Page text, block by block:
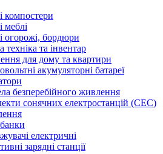
компостери
меблі
огорожі, бордюри
техніка та інвентар
для дому та квартири
акумуляторні батареї
безперебійного живлення
сонячних електростанцій (СЕС)
електричні
зарядні станції